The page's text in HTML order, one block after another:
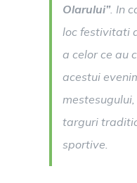
Olarului”. In
loc festivitati
a celor ce au
acestui
targuri
sportive.